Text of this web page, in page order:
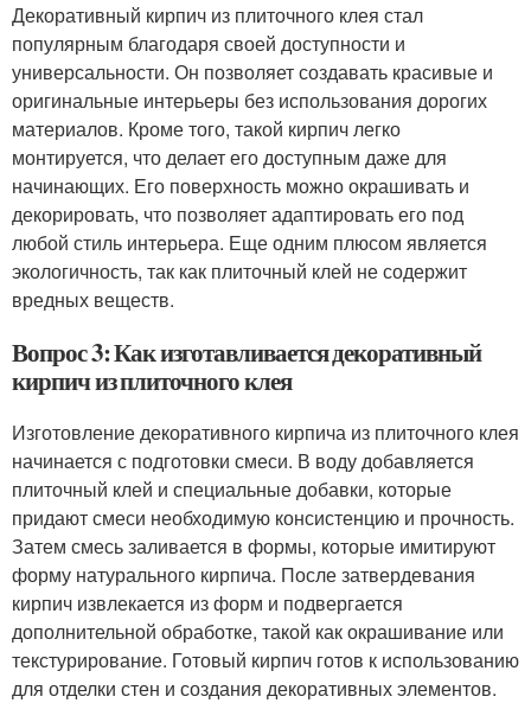
Декоративный кирпич из плиточного клея стал
популярным благодаря своей доступности и
универсальности. Он позволяет создавать красивые и
оригинальные интерьеры без использования дорогих
материалов. Кроме того, такой кирпич легко
монтируется, что делает его доступным даже для
начинающих. Его поверхность можно окрашивать и
декорировать, что позволяет адаптировать его под
любой стиль интерьера. Еще одним плюсом является
экологичность, так как плиточный клей не содержит
вредных веществ.
Вопрос 3: Как изготавливается декоративный
кирпич из плиточного клея
Изготовление декоративного кирпича из плиточного клея
начинается с подготовки смеси. В воду добавляется
плиточный клей и специальные добавки, которые
придают смеси необходимую консистенцию и прочность.
Затем смесь заливается в формы, которые имитируют
форму натурального кирпича. После затвердевания
кирпич извлекается из форм и подвергается
дополнительной обработке, такой как окрашивание или
текстурирование. Готовый кирпич готов к использованию
для отделки стен и создания декоративных элементов.